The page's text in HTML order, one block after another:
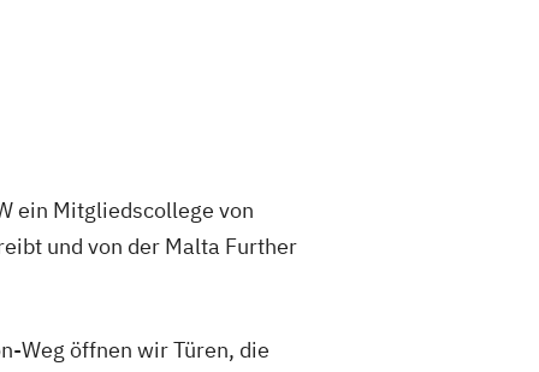
ein Mitgliedscollege von
und von der Malta Further
Weg öffnen wir Türen, die